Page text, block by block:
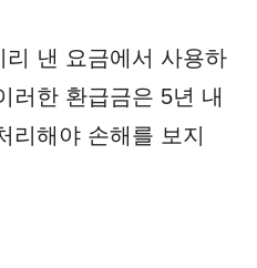
낸 요금에서 사용하
러한 환급금은 5년 내
해야 손해를 보지